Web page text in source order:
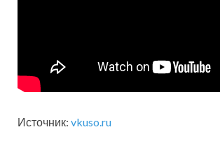
Источник: vkuso.ru